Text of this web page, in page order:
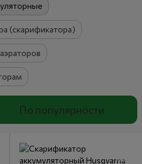
(скарификатора)
По популярности